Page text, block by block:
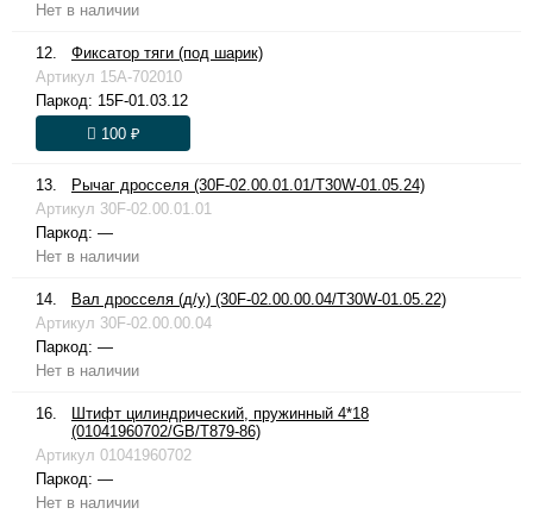
Нет в наличии
12.
Фиксатор тяги (под шарик)
Артикул 15A-702010
Паркод: 15F-01.03.12
100 ₽
13.
Рычаг дросселя (30F-02.00.01.01/T30W-01.05.24)
Артикул 30F-02.00.01.01
Паркод: —
Нет в наличии
14.
Вал дросселя (д/у) (30F-02.00.00.04/T30W-01.05.22)
Артикул 30F-02.00.00.04
Паркод: —
Нет в наличии
16.
Штифт цилиндрический, пружинный 4*18
(01041960702/GB/T879-86)
Артикул 01041960702
Паркод: —
Нет в наличии